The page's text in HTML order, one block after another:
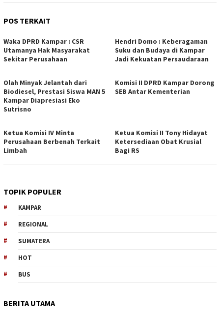
POS TERKAIT
Waka DPRD Kampar : CSR
Utamanya Hak Masyarakat
Sekitar Perusahaan
Hendri Domo : Keberagaman
Suku dan Budaya di Kampar
Jadi Kekuatan Persaudaraan
Olah Minyak Jelantah dari
Biodiesel, Prestasi Siswa MAN 5
Kampar Diapresiasi Eko
Sutrisno
Komisi II DPRD Kampar Dorong
SEB Antar Kementerian
Ketua Komisi IV Minta
Perusahaan Berbenah Terkait
Limbah
Ketua Komisi II Tony Hidayat
Ketersediaan Obat Krusial
Bagi RS
TOPIK POPULER
KAMPAR
REGIONAL
SUMATERA
HOT
BUS
BERITA UTAMA